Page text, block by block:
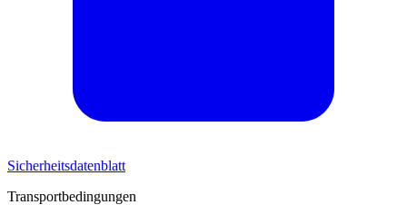
Sicherheitsdatenblatt
Transportbedingungen